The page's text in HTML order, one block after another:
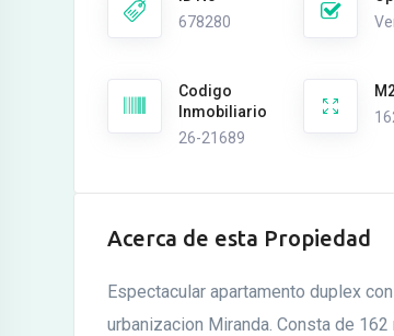
678280
Codigo
Inmobiliario
26-21689
Acerca de esta Propiedad
Espectacular apartamento duplex
urbanizacion Miranda. Consta de